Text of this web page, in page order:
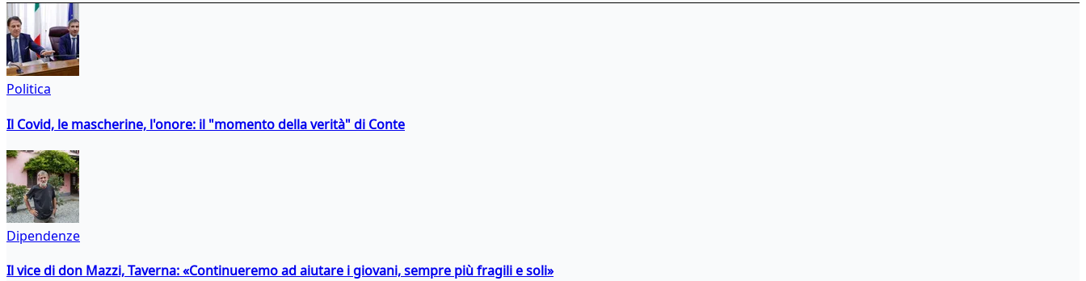
Politica
Il Covid, le mascherine, l'onore: il "momento della verità" di Conte
Dipendenze
Il vice di don Mazzi, Taverna: «Continueremo ad aiutare i giovani, sempre più fragili e soli»